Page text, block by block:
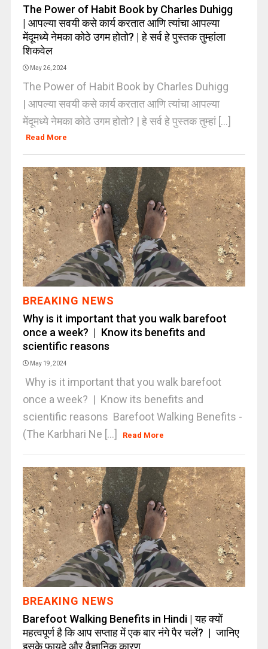
The Power of Habit Book by Charles Duhigg
| आपल्या सवयी कसे कार्य करतात आणि त्यांचा आपल्या
मेंदूमध्ये नेमका कोठे उगम होतो? | हे सर्व हे पुस्तक तुम्हांला
शिकवेल
May 26, 2024
The Power of Habit Book by Charles Duhigg
| आपल्या सवयी कसे कार्य करतात आणि त्यांचा आपल्या
मेंदूमध्ये नेमका कोठे उगम होतो? | हे सर्व हे पुस्तक तुम्हां [...]
Read More
BREAKING NEWS
Why is it important that you walk barefoot
once a week? | Know its benefits and
scientific reasons
May 19, 2024
Why is it important that you walk barefoot
once a week? | Know its benefits and
scientific reasons Barefoot Walking Benefits -
(The Karbhari Ne [...]
Read More
BREAKING NEWS
Barefoot Walking Benefits in Hindi | यह क्यों
महत्वपूर्ण है कि आप सप्ताह में एक बार नंगे पैर चलें? | जानिए
इसके फायदे और वैज्ञानिक कारण